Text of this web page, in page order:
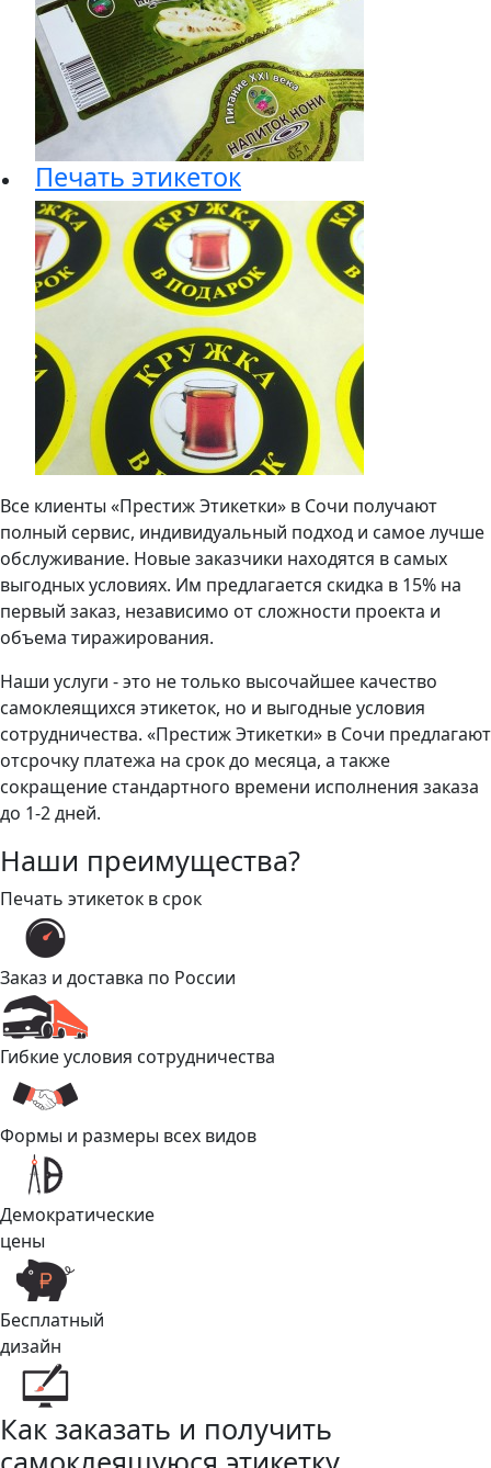
Печать этикеток
Все клиенты «Престиж Этикетки» в Сочи получают
полный сервис, индивидуальный подход и самое лучше
обслуживание. Новые заказчики находятся в самых
выгодных условиях. Им предлагается скидка в 15% на
первый заказ, независимо от сложности проекта и
объема тиражирования.
Наши услуги - это не только высочайшее качество
самоклеящихся этикеток, но и выгодные условия
сотрудничества. «Престиж Этикетки» в Сочи предлагают
отсрочку платежа на срок до месяца, а также
сокращение стандартного времени исполнения заказа
до 1-2 дней.
Наши преимущества?
Печать этикеток в срок
Заказ и доставка по России
Гибкие условия сотрудничества
Формы и размеры всех видов
Демократические
цены
Бесплатный
дизайн
Как заказать и получить